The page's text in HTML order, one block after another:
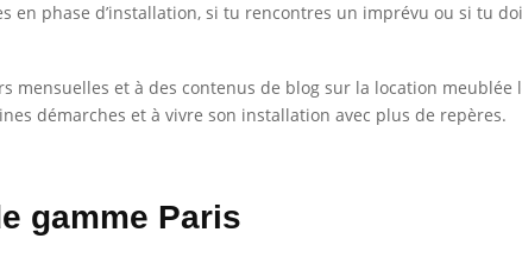
phase d’installation, si tu rencontres un imprévu ou si tu
mensuelles et à des contenus de blog sur la location meublée
démarches et à vivre son installation avec plus de repères.
gamme Paris